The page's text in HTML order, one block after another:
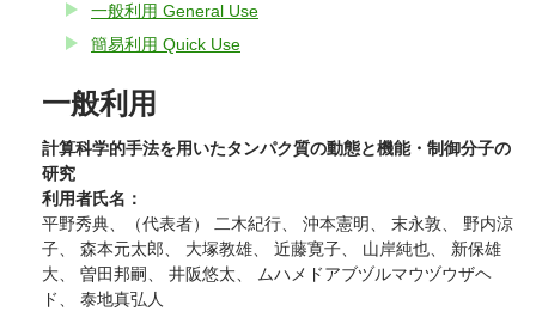
一般利用 General Use
簡易利用 Quick Use
一般利用
計算科学的手法を用いたタンパク質の動態と機能・制御分子の
研究
利用者氏名：
平野秀典、（代表者） 二木紀行、 沖本憲明、 末永敦、 野内涼
子、 森本元太郎、 大塚教雄、 近藤寛子、 山岸純也、 新保雄
大、 曽田邦嗣、 井阪悠太、 ムハメドアブヅルマウヅウザヘ
ド、 泰地真弘人